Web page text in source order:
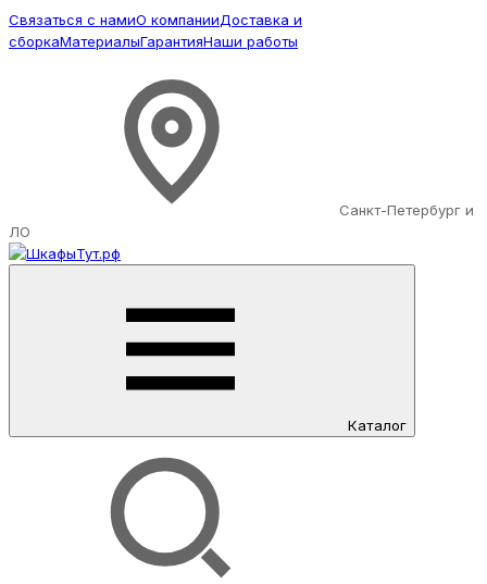
Связаться с намиО компанииДоставка и
сборкаМатериалыГарантияНаши работы
Санкт-Петербург и
ЛО
Каталог